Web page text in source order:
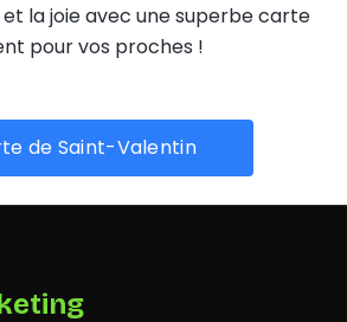
la joie avec une superbe carte
pour vos proches !
de Saint-Valentin